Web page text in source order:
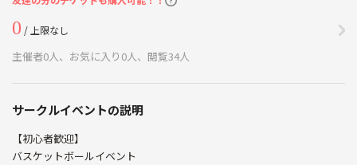
0 / 上限なし
主催者0人、お気に入り0人、閲覧34人
サークルイベントの説明
【初心者歓迎】
バスケットボールイベント